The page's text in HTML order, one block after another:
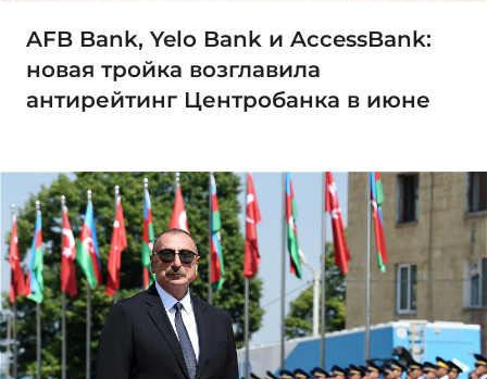
AFB Bank, Yelo Bank и AccessBank:
новая тройка возглавила
антирейтинг Центробанка в июне